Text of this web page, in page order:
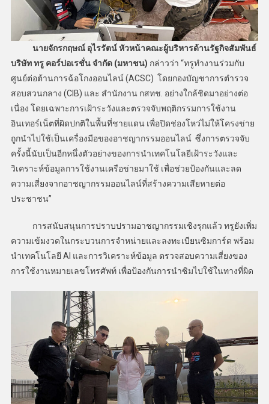
นายจักรกฤษณ์ อุไรรัตน์ หัวหน้าคณะผู้บริหารด้านรัฐกิจสัมพันธ์
บริษัท ทรู คอร์ปอเรชั่น จำกัด (มหาชน) กล่าวว่า “ทรูทำงานร่วมกับ
ศูนย์ต่อต้านการฉ้อโกงออนไลน์ (ACSC) โดยกองบัญชาการตำรวจ
สอบสวนกลาง (CIB) และ สำนักงาน กสทช. อย่างใกล้ชิดมาอย่างต่อ
เนื่อง โดยเฉพาะการเฝ้าระวังและตรวจจับพฤติกรรมการใช้งาน
อินเทอร์เน็ตที่ผิดปกติในพื้นที่ชายแดน เพื่อปิดช่องโหว่ไม่ให้โครงข่าย
ถูกนำไปใช้เป็นเครื่องมือของอาชญากรรมออนไลน์ ซึ่งการตรวจจับ
ครั้งนี้นับเป็นอีกหนึ่งตัวอย่างของการนำเทคโนโลยีเฝ้าระวังและ
วิเคราะห์ข้อมูลการใช้งานเครือข่ายมาใช้ เพื่อช่วยป้องกันและลด
ความเสี่ยงจากอาชญากรรมออนไลน์ที่สร้างความเสียหายต่อ
ประชาชน”
การสนับสนุนการปราบปรามอาชญากรรมเชิงรุกแล้ว ทรูยังเพิ่ม
ความเข้มงวดในกระบวนการจำหน่ายและลงทะเบียนซิมการ์ด พร้อม
นำเทคโนโลยี AI และการวิเคราะห์ข้อมูล ตรวจสอบความเสี่ยงของ
การใช้งานหมายเลขโทรศัพท์ เพื่อป้องกันการนำซิมไปใช้ในทางที่ผิด